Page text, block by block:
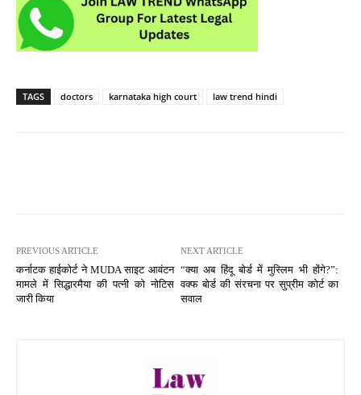
TAGS doctors karnataka high court law trend hindi
PREVIOUS ARTICLE
कर्नाटक हाईकोर्ट ने MUDA साइट आवंटन
मामले में सिद्धारमैया की पत्नी को नोटिस
जारी किया
NEXT ARTICLE
“क्या अब हिंदू बोर्ड में मुस्लिम भी होंगे?”:
वक्फ बोर्ड की संरचना पर सुप्रीम कोर्ट का
सवाल